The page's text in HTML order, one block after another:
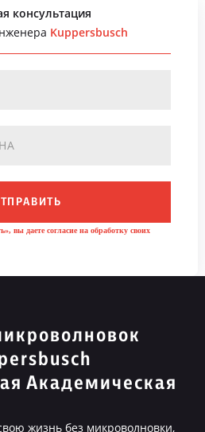
консультация
Kuppersbusch
вы даете согласие на обработку своих
Академическая
жизнь без микроволновки,